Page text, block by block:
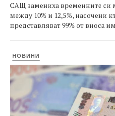
САЩ замениха временните си
между 10% и 12,5%, насочени
представляват 99% от вноса
НОВИНИ